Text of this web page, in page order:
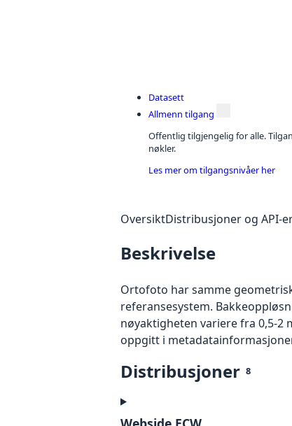
Datasett
Allmenn tilgang
Offentlig tilgjengelig for alle.
nøkler.
Les mer om tilgangsnivåer her
OversiktDistribusjoner og API-
Beskrivelse
Ortofoto har samme
referansesystem.
nøyaktigheten variere fra 0,5-2
oppgitt i
Distribusjoner 8